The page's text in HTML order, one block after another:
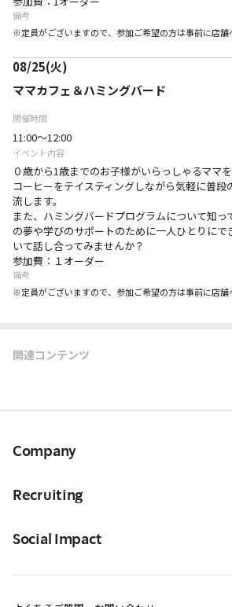
備考
※定員がございますので、参加ご希望の方は事前に店舗
08/25(火)
ママカフェ＆ハミングバード
開催時間
11:00～12:00
イベント内容
０歳から1歳までのお子様がいらっしゃるママ
コーヒーをテイスティングしながら気軽に普
流します。
また、ハミングバードプログラムについて知っ
の夢や学びのサポートのために一人ひとりに
いて話し合ってみませんか？
参加費：１オーダー
備考
※定員がございますので、参加ご希望の方は事前に店舗
関連コンテンツ
Company
Recruiting
Social Impact